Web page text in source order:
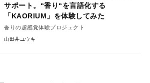
サポート。“香り“を言語化する
「KAORIUM」を体験してみた
香りの超感覚体験プロジェクト
山田井ユウキ